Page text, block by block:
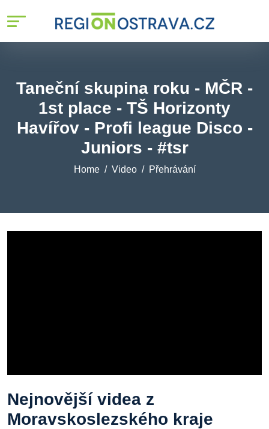
Taneční skupina roku - MČR -
1st place - TŠ Horizonty
Havířov - Profi league Disco -
Juniors - #tsr
Home Video Přehrávání
Nejnovější videa z
Moravskoslezského kraje